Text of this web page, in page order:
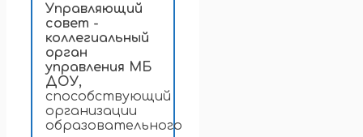
Управляющий
совет -
коллегиальный
орган
управления МБ
ДОУ,
способствующий
организации
образовательного